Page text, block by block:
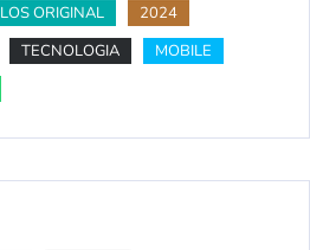
ORIGINAL
2024
TECNOLOGIA
MOBILE